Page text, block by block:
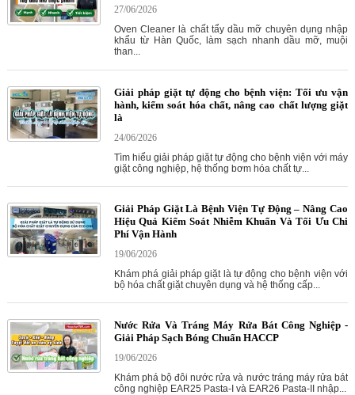
27/06/2026
Oven Cleaner là chất tẩy dầu mỡ chuyên dụng nhập
khẩu từ Hàn Quốc, làm sạch nhanh dầu mỡ, muội
than...
Giải pháp giặt tự động cho bệnh viện: Tối ưu vận
hành, kiểm soát hóa chất, nâng cao chất lượng giặt
là
24/06/2026
Tìm hiểu giải pháp giặt tự động cho bệnh viện với máy
giặt công nghiệp, hệ thống bơm hóa chất tự...
Giải Pháp Giặt Là Bệnh Viện Tự Động – Nâng Cao
Hiệu Quả Kiểm Soát Nhiễm Khuẩn Và Tối Ưu Chi
Phí Vận Hành
19/06/2026
Khám phá giải pháp giặt là tự động cho bệnh viện với
bộ hóa chất giặt chuyên dụng và hệ thống cấp...
Nước Rửa Và Tráng Máy Rửa Bát Công Nghiệp -
Giải Pháp Sạch Bóng Chuẩn HACCP
19/06/2026
Khám phá bộ đôi nước rửa và nước tráng máy rửa bát
công nghiệp EAR25 Pasta-I và EAR26 Pasta-II nhập...